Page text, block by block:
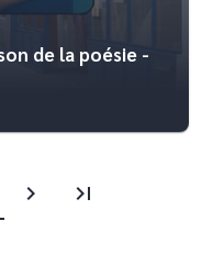
de la poésie -
chevron_right last_page